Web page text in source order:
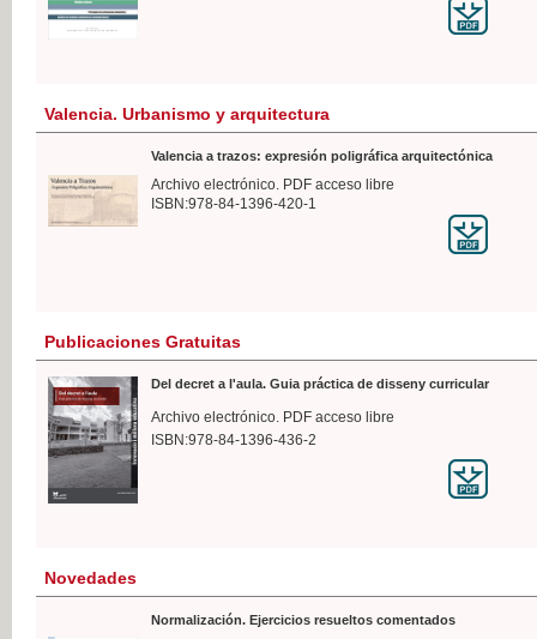
Valencia. Urbanismo y arquitectura
Valencia a trazos: expresión poligráfica arquitectónica
Archivo electrónico. PDF acceso libre
ISBN:978-84-1396-420-1
Publicaciones Gratuitas
Del decret a l'aula. Guia práctica de disseny curricular
Archivo electrónico. PDF acceso libre
ISBN:978-84-1396-436-2
Novedades
Normalización. Ejercicios resueltos comentados